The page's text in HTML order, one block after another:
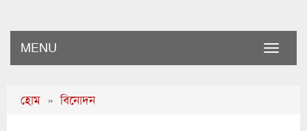
Toggle
MENU
হোম » বিনোদন